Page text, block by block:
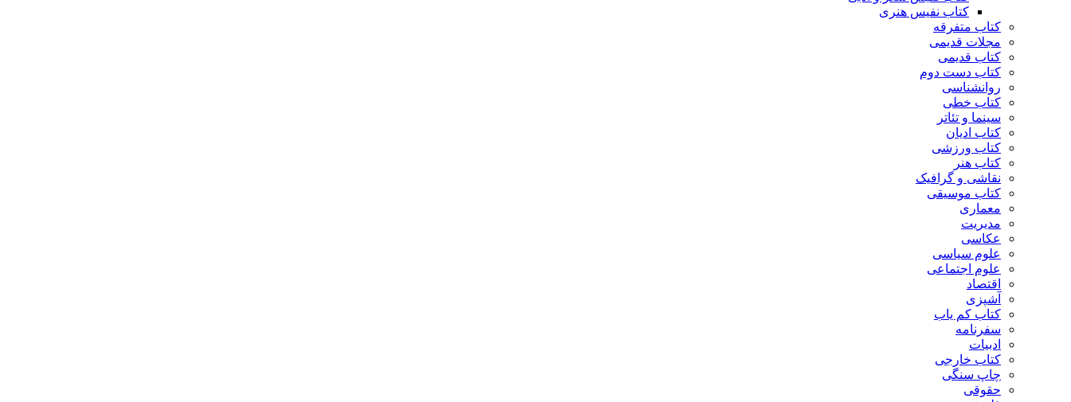
کتاب نفیس هنری
کتاب متفرقه
مجلات قدیمی
کتاب قدیمی
کتاب دست دوم
روانشناسی
کتاب خطی
سینما و تئاتر
کتاب ادیان
کتاب ورزشی
کتاب هنر
نقاشی و گرافیک
کتاب موسیقی
معماری
مدیریت
عکاسی
علوم سیاسی
علوم اجتماعی
اقتصاد
آشپزی
کتاب کم یاب
سفرنامه
ادبیات
کتاب خارجی
چاپ سنگی
حقوقی